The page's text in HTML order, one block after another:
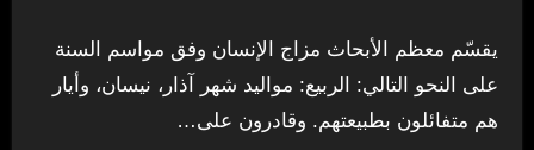
يقسّم معظم الأبحاث مزاج الإنسان وفق مواسم السنة
على النحو التالي: الربيع: مواليد شهر آذار، نيسان، وأيار
هم متفائلون بطبيعتهم. وقادرون على…